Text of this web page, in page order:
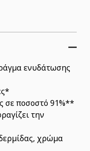
ενυδάτωσης
σε ποσοστό 91%**
την
χρώμα